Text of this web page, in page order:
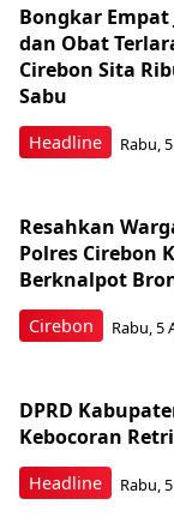
Headline
Bongkar
dan Obat
Cirebon Sita
Sabu
Rabu,
Cirebon
Resahkan
Polres Cirebon
Berknalpot
Rabu, 5
Headline
DPRD
Kebocoran
Rabu,